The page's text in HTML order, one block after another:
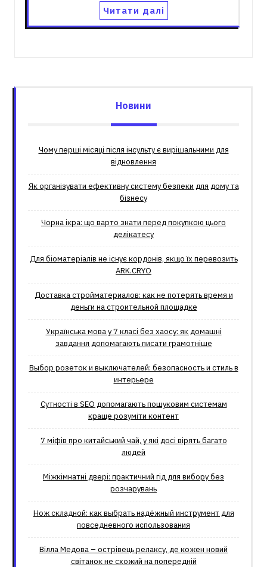
Читати далі
Новини
Чому перші місяці після інсульту є вирішальними для
відновлення
Як організувати ефективну систему безпеки для дому та
бізнесу
Чорна ікра: що варто знати перед покупкою цього
делікатесу
Для біоматеріалів не існує кордонів, якщо їх перевозить
ARK.CRYO
Доставка стройматериалов: как не потерять время и
деньги на строительной площадке
Українська мова у 7 класі без хаосу: як домашні
завдання допомагають писати грамотніше
Выбор розеток и выключателей: безопасность и стиль в
интерьере
Сутності в SEO допомагають пошуковим системам
краще розуміти контент
7 міфів про китайський чай, у які досі вірять багато
людей
Міжкімнатні двері: практичний гід для вибору без
розчарувань
Нож складной: как выбрать надёжный инструмент для
повседневного использования
Вілла Медова – острівець релаксу, де кожен новий
світанок не схожий на попередній